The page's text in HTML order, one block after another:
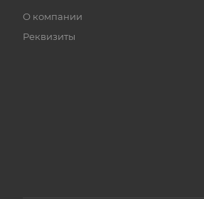
О компании
Реквизиты